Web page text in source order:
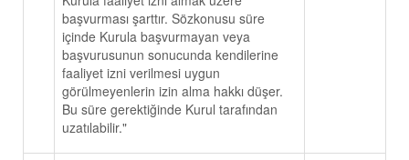
başvurması şarttır. Sözkonusu süre
içinde Kurula başvurmayan veya
başvurusunun sonucunda kendilerine
faaliyet izni verilmesi uygun
görülmeyenlerin izin alma hakkı düşer.
Bu süre gerektiğinde Kurul tarafından
uzatılabilir."